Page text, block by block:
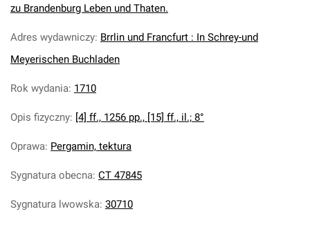
zu Brandenburg Leben und Thaten.
Adres wydawniczy: Brrlin und Francfurt : In Schrey-und
Meyerischen Buchladen
Rok wydania: 1710
Opis fizyczny: [4] ff., 1256 pp., [15] ff., il.; 8°
Oprawa: Pergamin, tektura
Sygnatura obecna: CT 47845
Sygnatura lwowska: 30710